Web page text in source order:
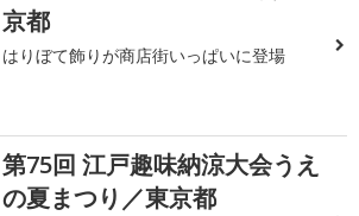
京都
はりぼて飾りが商店街いっぱいに登場
第75回 江戸趣味納涼大会うえ
の夏まつり／東京都